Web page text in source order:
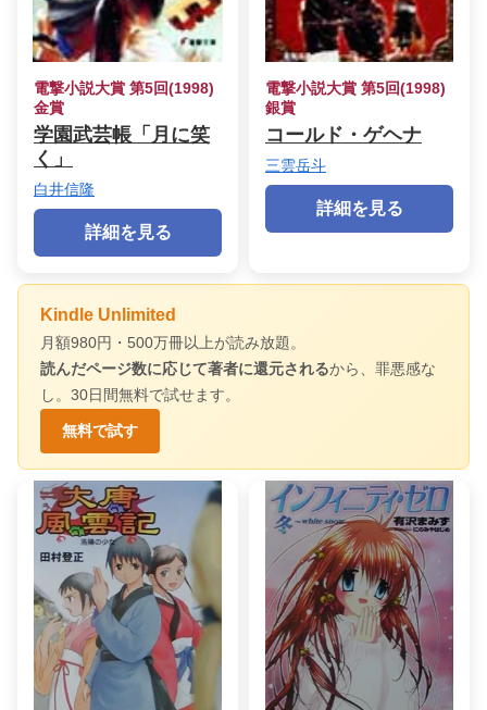
電撃小説大賞 第5回(1998)
金賞
学園武芸帳「月に笑
く」
白井信隆
詳細を見る
電撃小説大賞 第5回(1998)
銀賞
コールド・ゲヘナ
三雲岳斗
詳細を見る
Kindle Unlimited
月額980円・500万冊以上が読み放題。
読んだページ数に応じて著者に還元されるから、罪悪感な
し。30日間無料で試せます。
無料で試す